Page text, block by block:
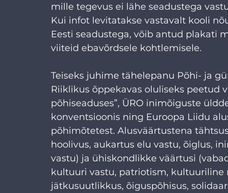
mille tegevus ei lähe seadustega
Kui infot levitatakse vastavalt kooli
Eesti seadustega, võib antud plakati
viiteid ebavõrdsele kohtlemisele.
Teiseks juhime tähelepanu Põhi- ja
Riiklikus õppekavas oluliseks peetud
põhiseaduses”, ÜRO inimõiguste
konventsioonis ning Euroopa Liidu
põhimõtetest. Alusväärtustena
hoolivus, aukartus elu vastu, õiglus,
vastu) ja ühiskondlikke väärtusi
kultuuri vastu, patriotism,
jätkusuutlikkus, õiguspõhisus,